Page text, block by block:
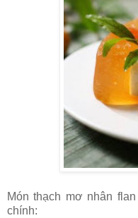
Món thạch mơ nhân
chính: